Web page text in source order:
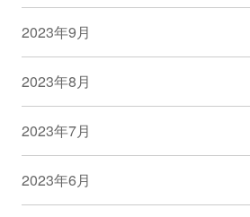
2023年9月
2023年8月
2023年7月
2023年6月